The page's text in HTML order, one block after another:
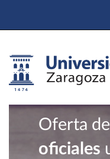
Oferta de
oficiales